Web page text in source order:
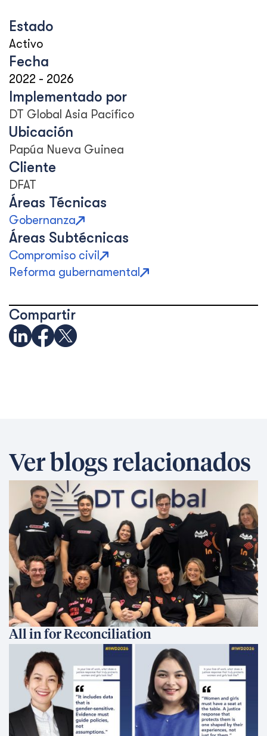
Estado
Activo
Fecha
2022 - 2026
Implementado por
DT Global Asia Pacífico
Ubicación
Papúa Nueva Guinea
Cliente
DFAT
Áreas Técnicas
Gobernanza
Áreas Subtécnicas
Compromiso civil
Reforma gubernamental
Compartir
Ver blogs relacionados
All in for Reconciliation